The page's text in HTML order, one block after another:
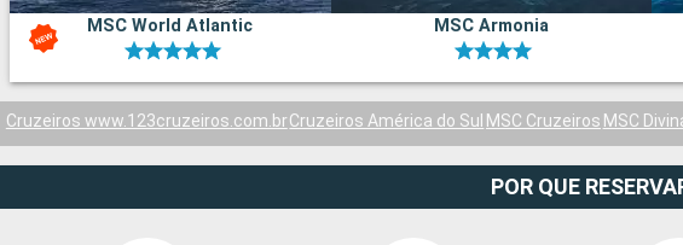
MSC World Atlantic MSC Armonia
Cruzeiros www.123cruzeiros.com.brCruzeiros América do Sul MSC Cruzeiros MSC
POR QUE